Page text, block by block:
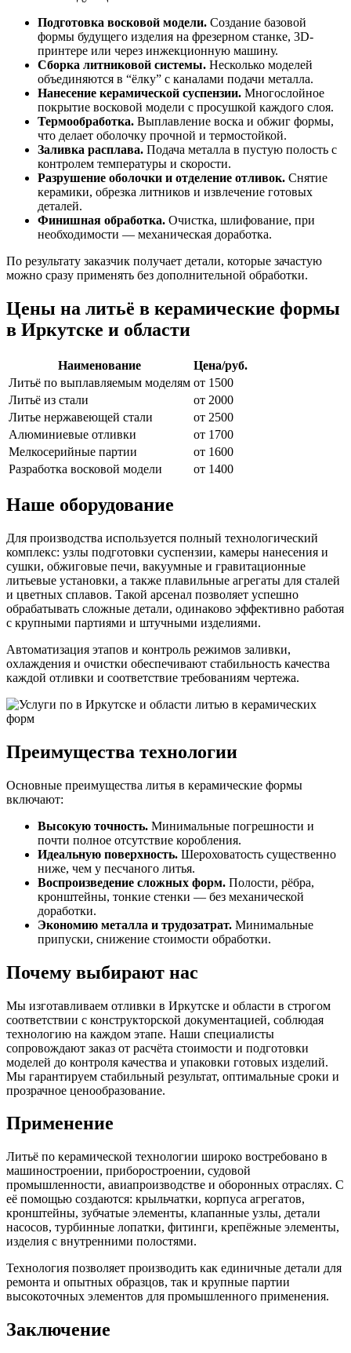
Подготовка восковой модели. Создание базовой
формы будущего изделия на фрезерном станке, 3D-
принтере или через инжекционную машину.
Сборка литниковой системы. Несколько моделей
объединяются в “ёлку” с каналами подачи металла.
Нанесение керамической суспензии. Многослойное
покрытие восковой модели с просушкой каждого слоя.
Термообработка. Выплавление воска и обжиг формы,
что делает оболочку прочной и термостойкой.
Заливка расплава. Подача металла в пустую полость с
контролем температуры и скорости.
Разрушение оболочки и отделение отливок. Снятие
керамики, обрезка литников и извлечение готовых
деталей.
Финишная обработка. Очистка, шлифование, при
необходимости — механическая доработка.
По результату заказчик получает детали, которые зачастую
можно сразу применять без дополнительной обработки.
Цены на литьё в керамические формы
в Иркутске и области
Наименование
Цена/руб.
Литьё по выплавляемым моделям от 1500
Литьё из стали
от 2000
Литье нержавеющей стали
от 2500
Алюминиевые отливки
от 1700
Мелкосерийные партии
от 1600
Разработка восковой модели
от 1400
Наше оборудование
Для производства используется полный технологический
комплекс: узлы подготовки суспензии, камеры нанесения и
сушки, обжиговые печи, вакуумные и гравитационные
литьевые установки, а также плавильные агрегаты для сталей
и цветных сплавов. Такой арсенал позволяет успешно
обрабатывать сложные детали, одинаково эффективно работая
с крупными партиями и штучными изделиями.
Автоматизация этапов и контроль режимов заливки,
охлаждения и очистки обеспечивают стабильность качества
каждой отливки и соответствие требованиям чертежа.
Преимущества технологии
Основные преимущества литья в керамические формы
включают:
Высокую точность. Минимальные погрешности и
почти полное отсутствие коробления.
Идеальную поверхность. Шероховатость существенно
ниже, чем у песчаного литья.
Воспроизведение сложных форм. Полости, рёбра,
кронштейны, тонкие стенки — без механической
доработки.
Экономию металла и трудозатрат. Минимальные
припуски, снижение стоимости обработки.
Почему выбирают нас
Мы изготавливаем отливки в Иркутске и области в строгом
соответствии с конструкторской документацией, соблюдая
технологию на каждом этапе. Наши специалисты
сопровождают заказ от расчёта стоимости и подготовки
моделей до контроля качества и упаковки готовых изделий.
Мы гарантируем стабильный результат, оптимальные сроки и
прозрачное ценообразование.
Применение
Литьё по керамической технологии широко востребовано в
машиностроении, приборостроении, судовой
промышленности, авиапроизводстве и оборонных отраслях. С
её помощью создаются: крыльчатки, корпуса агрегатов,
кронштейны, зубчатые элементы, клапанные узлы, детали
насосов, турбинные лопатки, фитинги, крепёжные элементы,
изделия с внутренними полостями.
Технология позволяет производить как единичные детали для
ремонта и опытных образцов, так и крупные партии
высокоточных элементов для промышленного применения.
Заключение